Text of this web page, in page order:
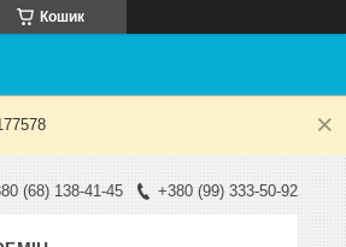
Кошик
(68) 138-41-45 +380 (99) 333-50-92